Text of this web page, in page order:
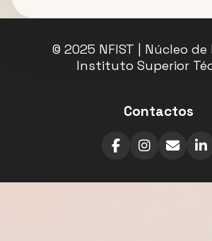
© 2025 NFIST | Núcleo de
Instituto Superior
Contactos